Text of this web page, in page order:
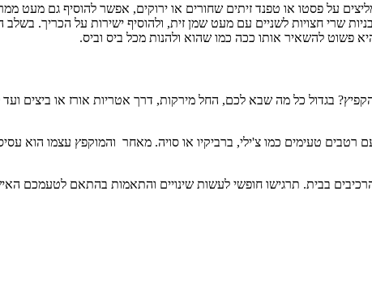
על פסטו או טפנד זיתים שחורים או ירוקים, אפשר להוסיף גם מעט
שרי חצויות לשניים עם מעט שמן זית, ולהוסיף ישירות על הכריך. בשלב
פשוט להשאיר אותו ככה כמו שהוא ולהנות מכל ביס וביס.
בגדול כל מה שבא לכם, החל מירקות, דרך אטריות אורז או ביצים ועד
טעימים כמו צ'ילי, ברביקיו או סויה. מאחר והמוקפץ עצמו הוא עסיסי
בבית. תרגישו חופשי לעשות שינויים והתאמות בהתאם לטעמכם